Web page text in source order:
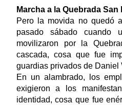
Marcha a la Quebrada San
Pero la movida no quedó
pasado sábado cuando
movilizaron por la
cascada, cosa que fue
guardias privados de Daniel
En un alambrado, los
exigieron a los
identidad, cosa que fue